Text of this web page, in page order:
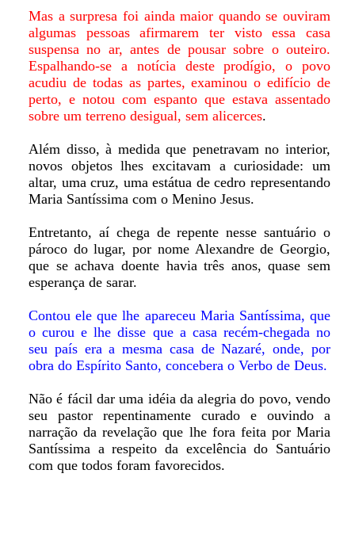
Mas a surpresa foi ainda maior quando se ouviram
algumas pessoas afirmarem ter visto essa casa
suspensa no ar, antes de pousar sobre o outeiro.
Espalhando-se a notícia deste prodígio, o povo
acudiu de todas as partes, examinou o edifício de
perto, e notou com espanto que estava assentado
sobre um terreno desigual, sem alicerces.
Além disso, à medida que penetravam no interior,
novos objetos lhes excitavam a curiosidade: um
altar, uma cruz, uma estátua de cedro representando
Maria Santíssima com o Menino Jesus.
Entretanto, aí chega de repente nesse santuário o
pároco do lugar, por nome Alexandre de Georgio,
que se achava doente havia três anos, quase sem
esperança de sarar.
Contou ele que lhe apareceu Maria Santíssima, que
o curou e lhe disse que a casa recém-chegada no
seu país era a mesma casa de Nazaré, onde, por
obra do Espírito Santo, concebera o Verbo de Deus.
Não é fácil dar uma idéia da alegria do povo, vendo
seu pastor repentinamente curado e ouvindo a
narração da revelação que lhe fora feita por Maria
Santíssima a respeito da excelência do Santuário
com que todos foram favorecidos.